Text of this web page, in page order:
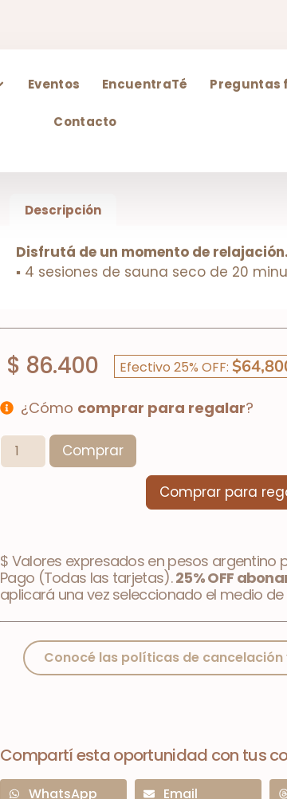
Eventos EncuentraTé Preguntas
Contacto
Descripción
Disfrutá de un momento de relajación.
▪ 4 sesiones de sauna seco de 20
$ 86.400 Efectivo 25% OFF:
¿Cómo comprar para regalar?
Comprar
Comprar para
$ Valores expresados en pesos
Pago (Todas las tarjetas).25% OFF
aplicará una vez seleccionado el medio
Conocé las políticas de
Compartí esta oportunidad con tus
WhatsApp Email